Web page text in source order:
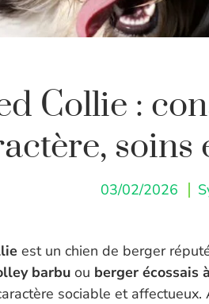
Collie :
03/02/2026
est un chien de berger
barbu ou berger écossais
sociable et affectueux.